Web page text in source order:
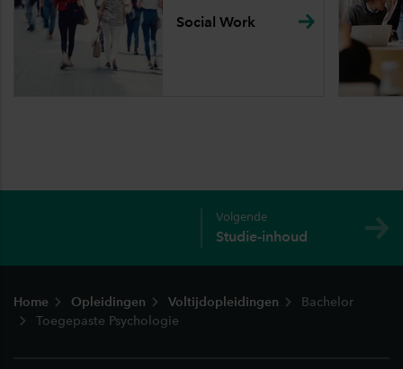
SocialWork
Volgende
Studie-inhoud
Home Opleidingen Voltijdopleidingen
Bachelor
Toegepaste Psychologie